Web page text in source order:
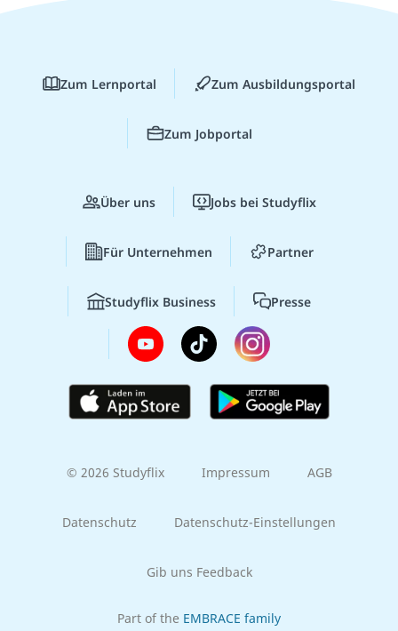
Zum Lernportal Zum Ausbildungsportal
Zum Jobportal
Über uns Jobs bei Studyflix
Für Unternehmen Partner
Studyflix Business Presse
© 2026 Studyflix Impressum AGB
Datenschutz Datenschutz-Einstellungen
Gib uns Feedback
Part of the EMBRACE family